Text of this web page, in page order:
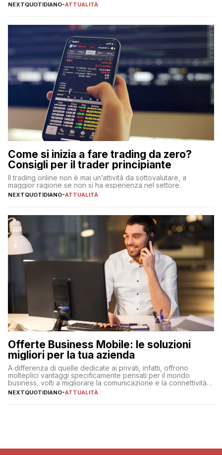
NEXTQUOTIDIANO-ATTUALITÀ
Come si inizia a fare trading da zero?
Consigli per il trader principiante
Il trading online non è mai un’attività da sottovalutare, a
maggior ragione se non si ha esperienza nel settore.
NEXTQUOTIDIANO-ATTUALITÀ
Offerte Business Mobile: le soluzioni
migliori per la tua azienda
A differenza di quelle dedicate ai privati, infatti, offrono
molteplici vantaggi specificamente pensati per il mondo
business, volti a migliorare la comunicazione e la connettività
degli utenti
NEXTQUOTIDIANO-ATTUALITÀ